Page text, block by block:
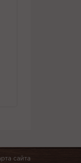
сайта